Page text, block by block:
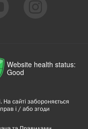
Website health status:
Good
сайті забороняється
і / або згоди